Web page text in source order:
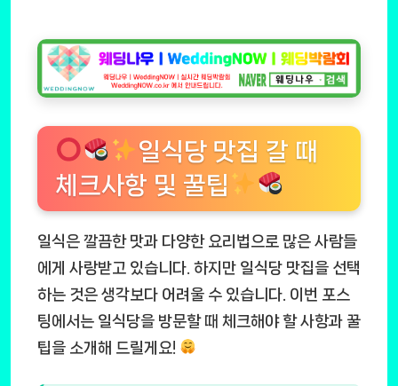
일식당 맛집 갈 때
체크사항 및 꿀팁
일식은 깔끔한 맛과 다양한 요리법으로 많은 사람들
에게 사랑받고 있습니다. 하지만 일식당 맛집을 선택
하는 것은 생각보다 어려울 수 있습니다. 이번 포스
팅에서는 일식당을 방문할 때 체크해야 할 사항과 꿀
팁을 소개해 드릴게요!